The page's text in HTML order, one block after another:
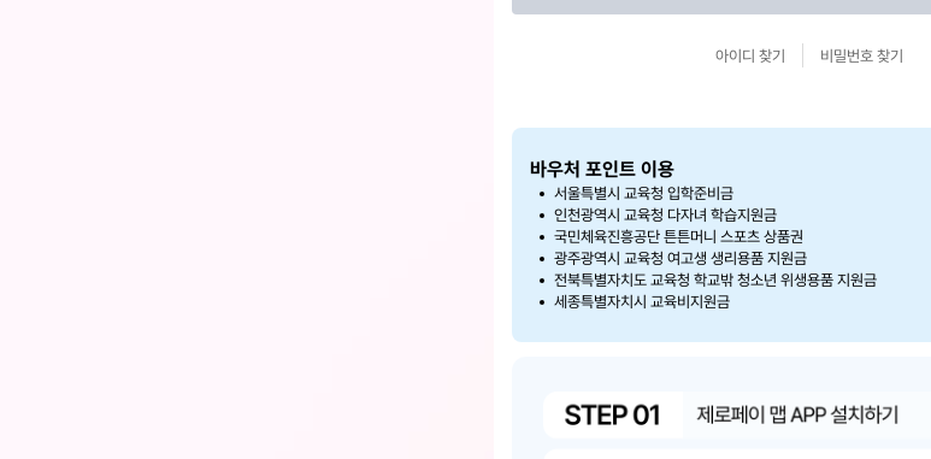
아이디 찾기 비밀번호 찾기
바우처 포인트 이용
서울특별시 교육청 입학준비금
인천광역시 교육청 다자녀 학습지원금
국민체육진흥공단 튼튼머니 스포츠 상품권
광주광역시 교육청 여고생 생리용품 지원금
전북특별자치도 교육청 학교밖 청소년 위생용품 지원금
세종특별자치시 교육비지원금